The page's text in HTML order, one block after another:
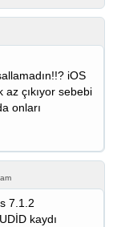
iOS
çıkıyor sebebi
onları
7.1.2
kaydı